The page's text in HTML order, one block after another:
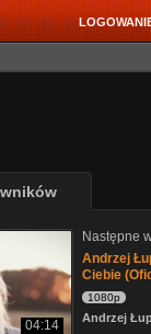
04:14
Następne
Andrzej
Ciebie
1080p
Andrzej